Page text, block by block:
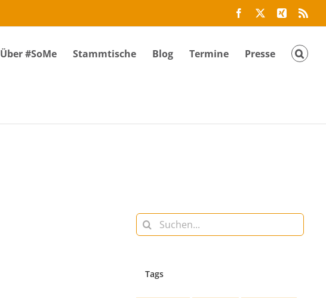
Facebook
TwitterXing
Über #SoMe Stammtische Blog Termine Presse
Suche
nach:
Tags